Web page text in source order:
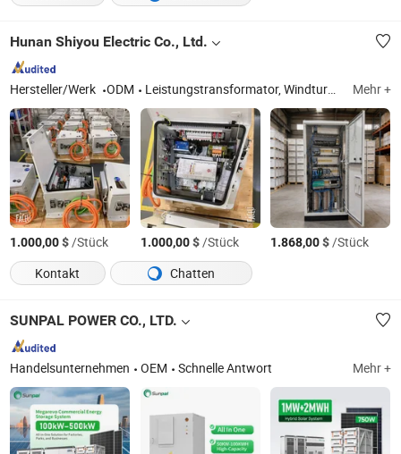
Hunan Shiyou Electric Co., Ltd.
Hersteller/Werk ODM Leistungstransformator, Windturbinensteuerungssystem, ölgetauchter Transformator, elektrisches Steuerungssystem, OEM/ODM-Service, Energiespeichersystem, Trockentransformator, Kosten für das Laden von Elektrofahrzeugen Mehr +
1.000,00$/Stück 1.000,00$/Stück 1.868,00$/Stück
Kontakt
Chatten
SUNPAL POWER CO., LTD.
Handelsunternehmen OEM Schnelle Antwort Mehr +